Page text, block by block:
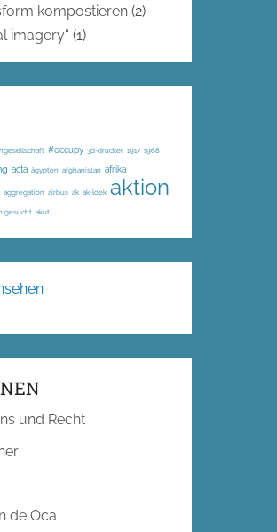
kompostieren (2)
imagery“ (1)
#occupy 3d-drucker 1917 1968
acta ägypten afghanistan afrika
aggregation airbus ak ak-loek aktion
gesucht akut
und Recht
de Oca